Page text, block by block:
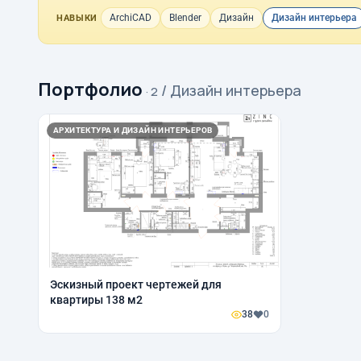
НАВЫКИ ArchiCAD Blender Дизайн Дизайн интерьера
Портфолио · 2 / Дизайн интерьера
АРХИТЕКТУРА И ДИЗАЙН ИНТЕРЬЕРОВ
Эскизный проект чертежей для
квартиры 138 м2
38 0